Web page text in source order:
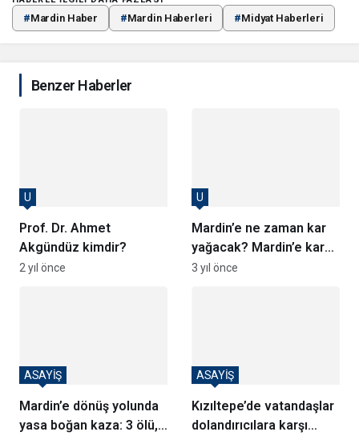
#Mardin Haber #Mardin Haberleri #Midyat Haberleri
Benzer Haberler
Prof. Dr. Ahmet
Akgündüz kimdir?
U
2 yıl önce
Mardin’e ne zaman kar
yağacak? Mardin’e kar
ne zaman gelecek?
U
3 yıl önce
Mardin’e dönüş yolunda
yasa boğan kaza: 3 ölü,
ASAYİŞ
Kızıltepe’de vatandaşlar
dolandırıcılara karşı
ASAYİŞ